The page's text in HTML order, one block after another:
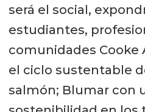
será el social,
estudiantes,
comunidades Cooke
el ciclo sustentable
salmón; Blumar con